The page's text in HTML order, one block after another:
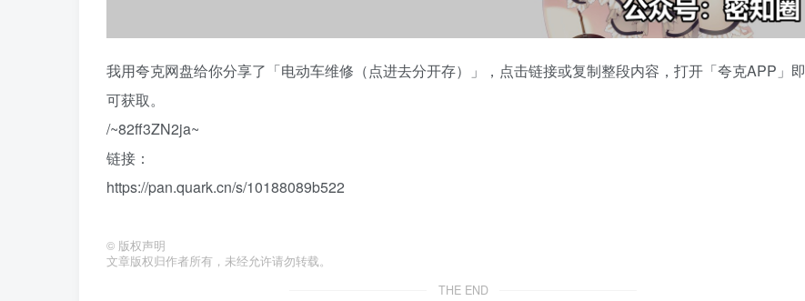
我用夸克网盘给你分享了「电动车维修（点进去分开存）」，点击链接或复制整段内容，打开「夸克APP」即
可获取。
/~82ff3ZN2ja~
链接：
https://pan.quark.cn/s/10188089b522
© 版权声明
文章版权归作者所有，未经允许请勿转载。
THE END